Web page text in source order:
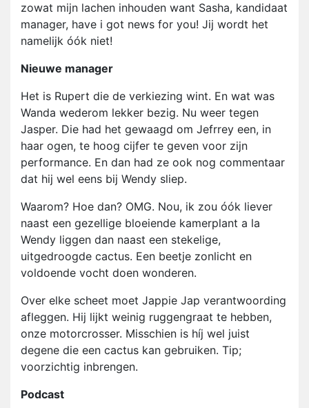
zowat mijn lachen inhouden want Sasha, kandidaat
manager, have i got news for you! Jij wordt het
namelijk óók niet!
Nieuwe manager
Het is Rupert die de verkiezing wint. En wat was
Wanda wederom lekker bezig. Nu weer tegen
Jasper. Die had het gewaagd om Jefrrey een, in
haar ogen, te hoog cijfer te geven voor zijn
performance. En dan had ze ook nog commentaar
dat hij wel eens bij Wendy sliep.
Waarom? Hoe dan? OMG. Nou, ik zou óók liever
naast een gezellige bloeiende kamerplant a la
Wendy liggen dan naast een stekelige,
uitgedroogde cactus. Een beetje zonlicht en
voldoende vocht doen wonderen.
Over elke scheet moet Jappie Jap verantwoording
afleggen. Hij lijkt weinig ruggengraat te hebben,
onze motorcrosser. Misschien is híj wel juist
degene die een cactus kan gebruiken. Tip;
voorzichtig inbrengen.
Podcast